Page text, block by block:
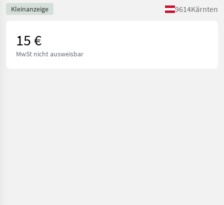
Kleinanzeige 9614Kärnten
15 €
MwSt nicht ausweisbar